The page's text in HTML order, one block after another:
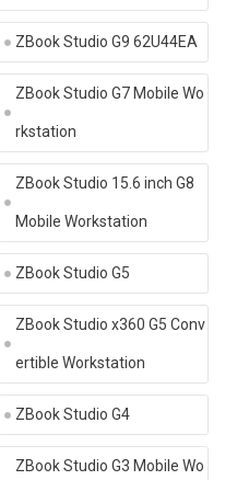
ZBook Studio G9 62U44EA
ZBook Studio G7 Mobile Wo
rkstation
ZBook Studio 15.6 inch G8
Mobile Workstation
ZBook Studio G5
ZBook Studio x360 G5 Conv
ertible Workstation
ZBook Studio G4
ZBook Studio G3 Mobile Wo